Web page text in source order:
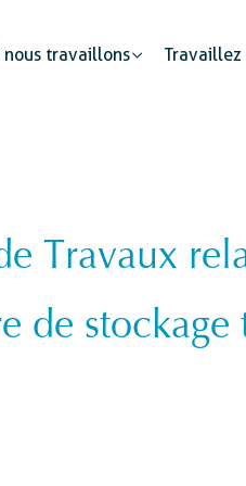
Partenariats publics
Le secteur privé : un
urbain
Sécurité
nous travaillons Travaillez
Travaux
de